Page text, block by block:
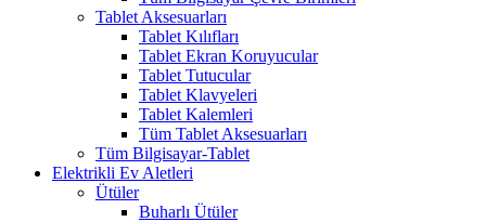
Tablet Aksesuarları
Tablet Kılıfları
Tablet Ekran Koruyucular
Tablet Tutucular
Tablet Klavyeleri
Tablet Kalemleri
Tüm Tablet Aksesuarları
Tüm Bilgisayar-Tablet
Elektrikli Ev Aletleri
Ütüler
Buharlı Ütüler